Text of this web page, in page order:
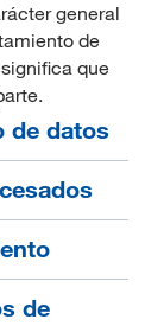
general
de
que
de datos
de